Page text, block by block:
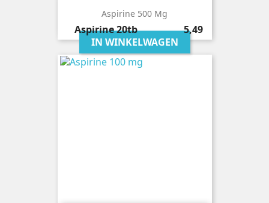
Aspirine 500 Mg
Aspirine20tb Prijs
5,49
IN WINKELWAGEN